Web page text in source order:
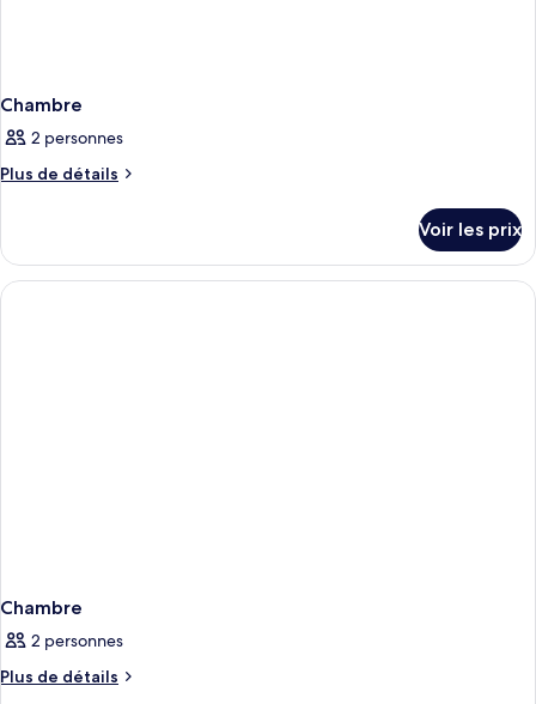
Chambre
2 personnes
Plus de détails
Plus
le
type
de
Voir les prix
Chambre
2 personnes
Plus de détails
Plus